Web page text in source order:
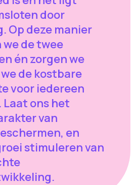
door
Op deze manier
de twee
én zorgen we
de kostbare
voor iedereen
ons het
van
en
stimuleren van